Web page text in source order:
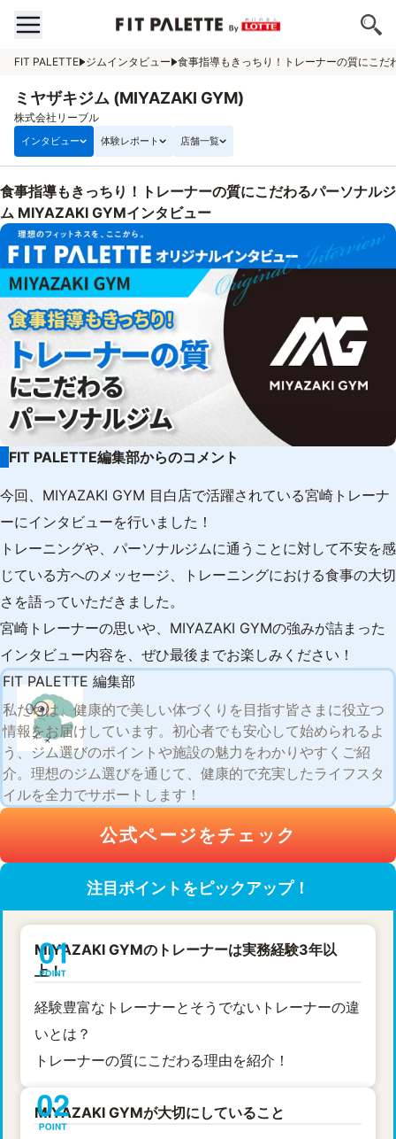
FIT PALETTE ジムインタビュー 食事指導もきっちり！トレーナーの質にこ
ミヤザキジム (MIYAZAKI GYM)
株式会社リーブル
インタビュー 体験レポート 店舗一覧
食事指導もきっちり！トレーナーの質にこだわるパーソナルジ
ム MIYAZAKI GYMインタビュー
FIT PALETTE編集部からのコメント
今回、MIYAZAKI GYM 目白店で活躍されている宮崎トレーナ
ーにインタビューを行いました！
トレーニングや、パーソナルジムに通うことに対して不安を感
じている方へのメッセージ、トレーニングにおける食事の大切
さを語っていただきました。
宮崎トレーナーの思いや、MIYAZAKI GYMの強みが詰まった
インタビュー内容を、ぜひ最後までお楽しみください！
FIT PALETTE 編集部
私たちは、健康的で美しい体づくりを目指す皆さまに役立つ
情報をお届けしています。初心者でも安心して始められるよ
う、ジム選びのポイントや施設の魅力をわかりやすくご紹
介。理想のジム選びを通じて、健康的で充実したライフスタ
イルを全力でサポートします！
公式ページをチェック
注目ポイントをピックアップ！
MIYAZAKI GYMのトレーナーは実務経験3年以
上！
経験豊富なトレーナーとそうでないトレーナーの違
いとは？
トレーナーの質にこだわる理由を紹介！
MIYAZAKI GYMが大切にしていること